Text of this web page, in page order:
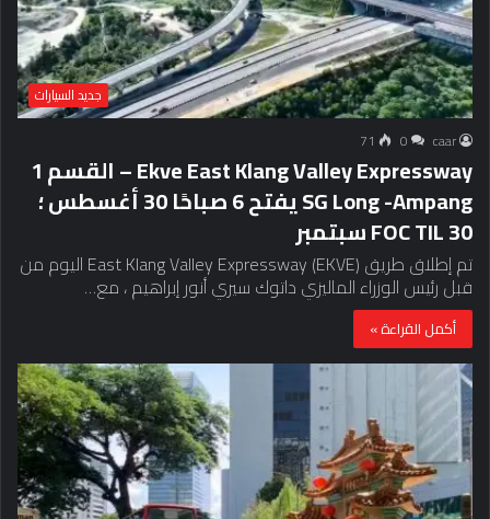
جديد السيارات
caar
0
71
Ekve East Klang Valley Expressway – القسم 1
SG Long -Ampang يفتح 6 صباحًا 30 أغسطس ؛
FOC TIL 30 سبتمبر
تم إطلاق طريق East Klang Valley Expressway (EKVE) اليوم من
قبل رئيس الوزراء الماليزي داتوك سيري أنور إبراهيم ، مع…
أكمل القراءة »